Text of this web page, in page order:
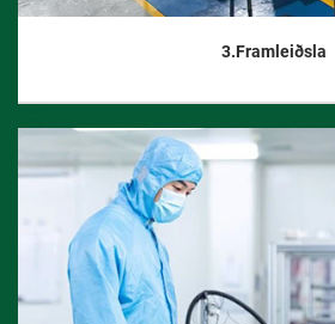
3.Framleiðsla